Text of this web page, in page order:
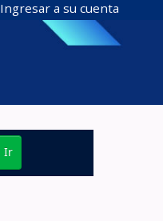
Ingresar a su cuenta
Ir